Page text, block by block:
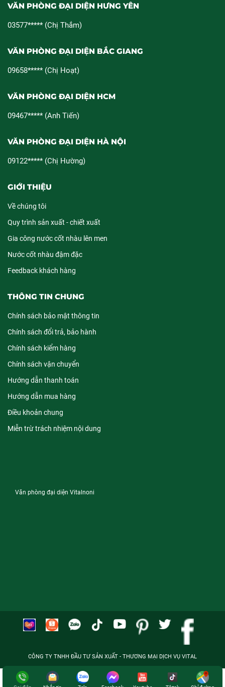
VĂN PHÒNG ĐẠI DIỆN HƯNG YÊN
03577***** (Chị Thắm)
VĂN PHÒNG ĐẠI DIỆN BẮC GIANG
09658***** (Chị Hoạt)
VĂN PHÒNG ĐẠI DIỆN HCM
09467***** (Anh Tiến)
VĂN PHÒNG ĐẠI DIỆN HÀ NỘI
09122***** (Chị Hường)
GIỚI THIỆU
Về chúng tôi
Quy trình sản xuất - chiết xuất
Gia công nước cốt nhàu lên men
Nước cốt nhàu đậm đặc
Feedback khách hàng
THÔNG TIN CHUNG
Chính sách bảo mật thông tin
Chính sách đổi trả, bảo hành
Chính sách kiểm hàng
Chính sách vận chuyển
Hướng dẫn thanh toán
Hướng dẫn mua hàng
Điều khoản chung
Miễn trừ trách nhiệm nội dung
Văn phòng đại diện Vitalnoni
CÔNG TY TNHH ĐẦU TƯ SẢN XUẤT - THƯƠNG MẠI DỊCH VỤ VITAL